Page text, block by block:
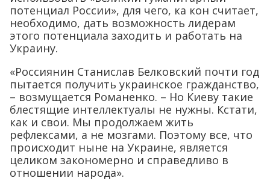
потенциал России», для чего, ка кон считает,
необходимо, дать возможность лидерам
этого потенциала заходить и работать на
Украину.
«Россиянин Станислав Белковский почти год
пытается получить украинское гражданство,
– возмущается Романенко. – Но Киеву такие
блестящие интеллектуалы не нужны. Кстати,
как и свои. Мы продолжаем жить
рефлексами, а не мозгами. Поэтому все, что
происходит ныне на Украине, является
целиком закономерно и справедливо в
отношении народа».